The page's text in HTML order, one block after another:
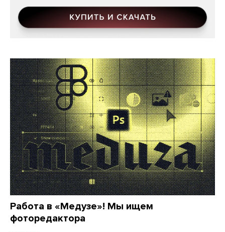
Работа в «Медузе»! Мы ищем
фоторедактора